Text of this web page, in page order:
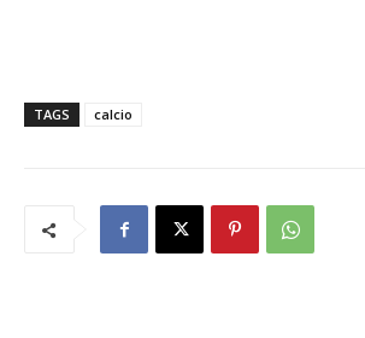
TAGS calcio